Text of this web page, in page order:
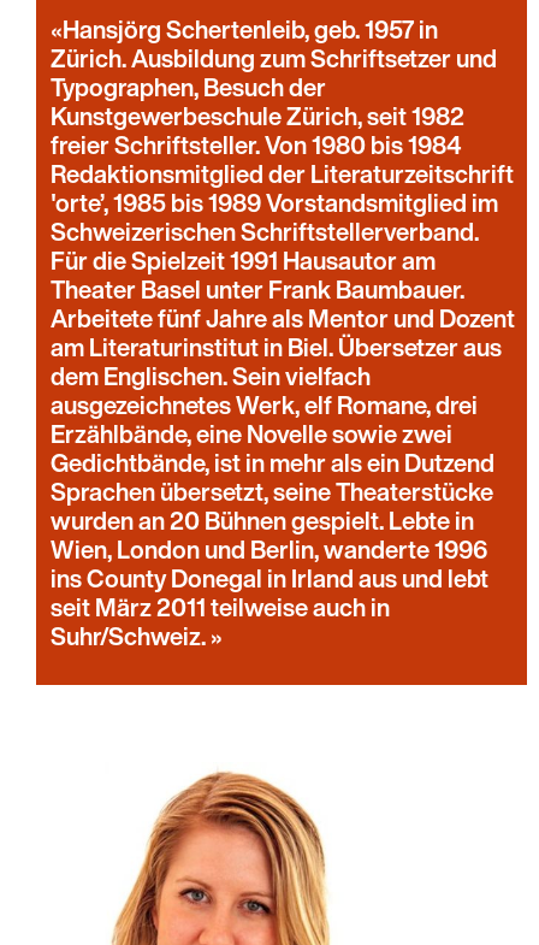
Hansjörg Schertenleib, geb. 1957 in
Zürich. Ausbildung zum Schriftsetzer und
Typographen, Besuch der
Kunstgewerbeschule Zürich, seit 1982
freier Schriftsteller. Von 1980 bis 1984
Redaktionsmitglied der Literaturzeitschrift
'orte’, 1985 bis 1989 Vorstandsmitglied im
Schweizerischen Schriftstellerverband.
Für die Spielzeit 1991 Hausautor am
Theater Basel unter Frank Baumbauer.
Arbeitete fünf Jahre als Mentor und Dozent
am Literaturinstitut in Biel. Übersetzer aus
dem Englischen. Sein vielfach
ausgezeichnetes Werk, elf Romane, drei
Erzählbände, eine Novelle sowie zwei
Gedichtbände, ist in mehr als ein Dutzend
Sprachen übersetzt, seine Theaterstücke
wurden an 20 Bühnen gespielt. Lebte in
Wien, London und Berlin, wanderte 1996
ins County Donegal in Irland aus und lebt
seit März 2011 teilweise auch in
Suhr/Schweiz.